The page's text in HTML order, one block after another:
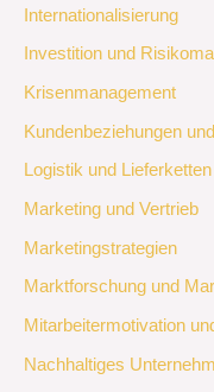
Internationalisierung
Investition und
Krisenmanagement
Kundenbeziehungen
Logistik und Lieferketten
Marketing und Vertrieb
Marketingstrategien
Marktforschung und
Mitarbeitermotivation
Nachhaltiges